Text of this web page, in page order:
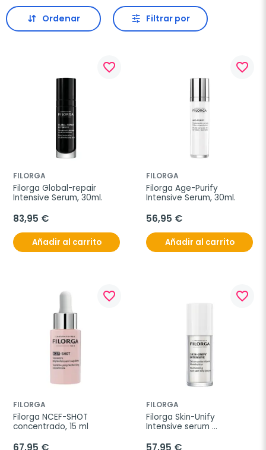
Ordenar Filtrar por
favorite_border
FILORGA
Filorga Global-repair
Intensive Serum, 30ml.
83,95 €
Añadir al carrito
favorite_border
FILORGA
Filorga Age-Purify
Intensive Serum, 30ml.
56,95 €
Añadir al carrito
favorite_border
FILORGA
Filorga NCEF-SHOT
concentrado, 15 ml
67,95 €
favorite_border
FILORGA
Filorga Skin-Unify
Intensive serum
30 ml
57,95 €